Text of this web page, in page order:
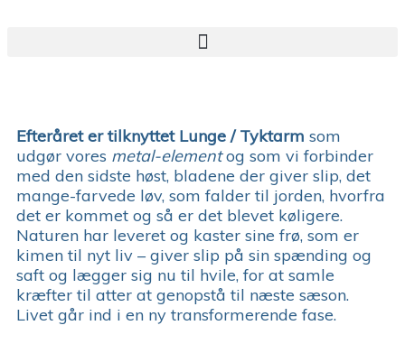
Efteråret er tilknyttet Lunge / Tyktarm som
udgør vores metal-elementog som vi forbinder
med den sidste høst, bladene der giver slip, det
mange-farvede løv, som falder til jorden, hvorfra
det er kommet og så er det blevet køligere.
Naturen har leveret og kaster sine frø, som er
kimen til nyt liv – giver slip på sin spænding og
saft og lægger sig nu til hvile, for at samle
kræfter til atter at genopstå til næste sæson.
Livet går ind i en ny transformerende fase.